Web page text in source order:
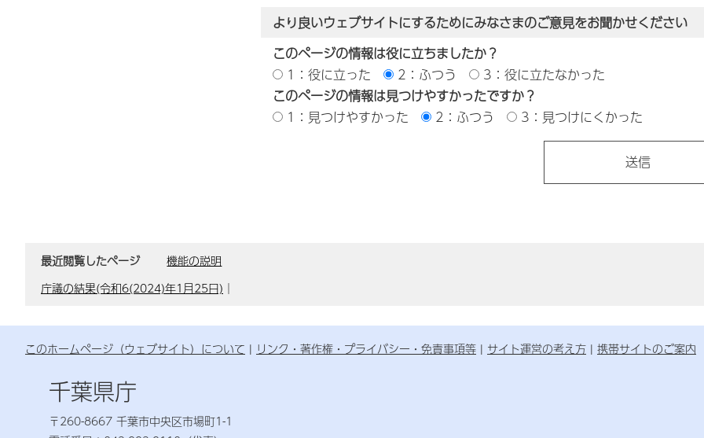
より良いウェブサイトにするためにみなさまのご意見をお聞かせください
このページの情報は役に立ちましたか？
1：役に立った
2：ふつう
3：役に立たなかった
このページの情報は見つけやすかったですか？
1：見つけやすかった
2：ふつう 3：見つけにくかった
最近閲覧したページ
機能の説明
庁議の結果(令和6(2024)年1月25日) ｜
このホームページ（ウェブサイト）について リンク・著作権・プライバシー・免責事項等 サイト運営の考え方 携帯サイトのご案内
千葉県庁
〒260-8667 千葉市中央区市場町1-1